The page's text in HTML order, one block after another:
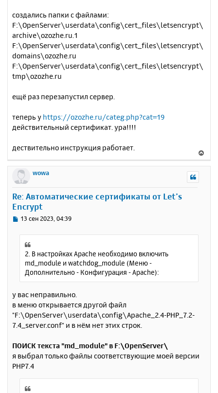
создались папки с файлами:
F:\OpenServer\userdata\config\cert_files\letsencrypt\
archive\ozozhe.ru.1
F:\OpenServer\userdata\config\cert_files\letsencrypt\
domains\ozozhe.ru
F:\OpenServer\userdata\config\cert_files\letsencrypt\
tmp\ozozhe.ru
ещё раз перезапустил сервер.
теперь у https://ozozhe.ru/categ.php?cat=19
действительный сертификат. ура!!!!
дествительно инструкция работает.
е
wowa
Re: Автоматические сертификаты от Let’s
Encrypt
С
о
13 сен 2023, 04:39
2. В настройках Apache необходимо включить
md_module и watchdog_module (Меню -
Дополнительно - Конфигурация - Apache):
у вас неправильно.
в меню открывается другой файл
"F:\OpenServer\userdata\config\Apache_2.4-PHP_7.2-
7.4_server.conf" и в нём нет этих строк.
ПОИСК текста "md_module" в F:\OpenServer\
я выбрал только файлы соответствующие моей версии
PHP7.4